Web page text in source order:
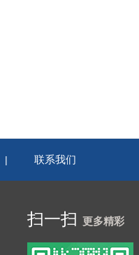
| 联系我们
扫一扫 更多精彩